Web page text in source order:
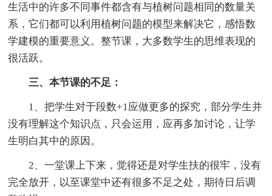
生活中的许多不同事件都含有与植树问题相同的数量关
系，它们都可以利用植树问题的模型来解决它，感悟数
学建模的重要意义。整节课，大多数学生的思维表现的
很活跃。
三、本节课的不足：
1、把学生对于段数+1应做更多的探究，部分学生并
没有理解这个知识点，只会运用，应再多加讨论，让学
生明白其中的原因。
2、一堂课上下来，觉得还是对学生扶的很牢，没有
完全放开，以至课堂中还有很多不足之处，期待日后调